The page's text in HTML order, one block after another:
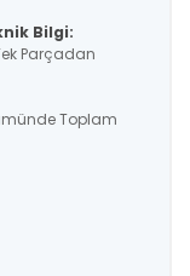
Bilgi:
Parçadan
Toplam